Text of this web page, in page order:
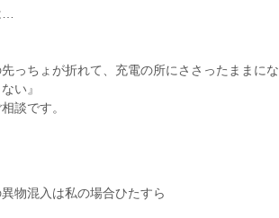
っちょが折れて、充電の所にささったままにな
い』
談です。
物混入は私の場合ひたすら